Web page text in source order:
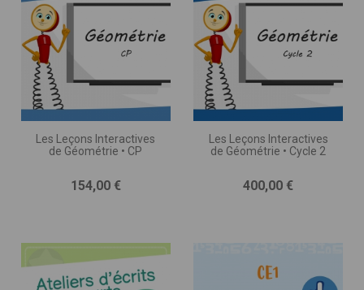
Les Leçons Interactives
de Géométrie • CP
Prix
154,00 €
Les Leçons Interactives
de Géométrie • Cycle 2
Prix
400,00 €